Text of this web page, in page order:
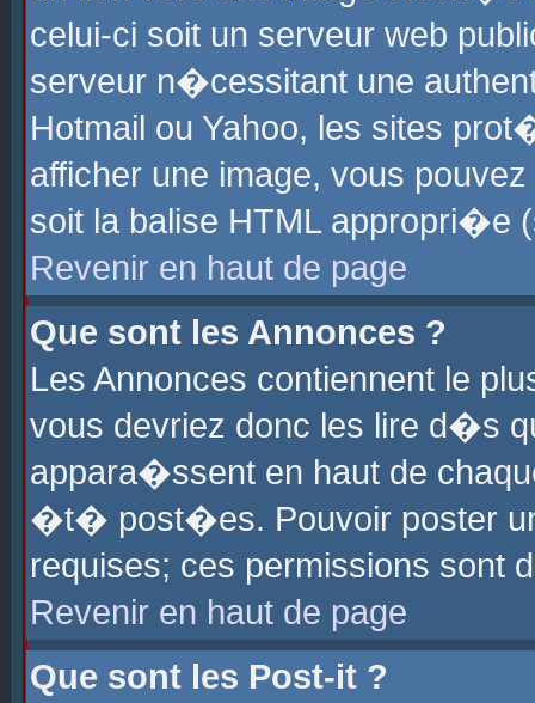
celui-ci soit un serveur web
serveur n�cessitant une
Hotmail ou Yahoo, les sites
afficher une image, vous
soit la balise HTML
Revenir en haut de page
Que sont les Annonces ?
Les Annonces contiennent le
vous devriez donc les lire d�s
appara�ssent en haut de
�t� post�es. Pouvoir poster
requises; ces permissions sont
Revenir en haut de page
Que sont les Post-it ?